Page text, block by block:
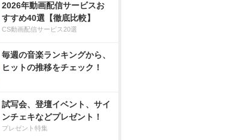
2026年動画配信サービスお
すすめ40選【徹底比較】
CS動画配信サービス20選
毎週の音楽ランキングから、
ヒットの推移をチェック！
試写会、登壇イベント、サイ
ンチェキなどプレゼント！
プレゼント特集